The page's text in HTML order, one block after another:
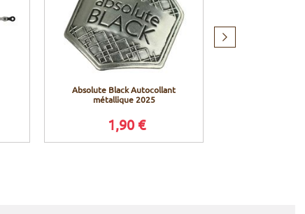
Absolute Black Autocollant
métallique 2025
1,90 €
suivant